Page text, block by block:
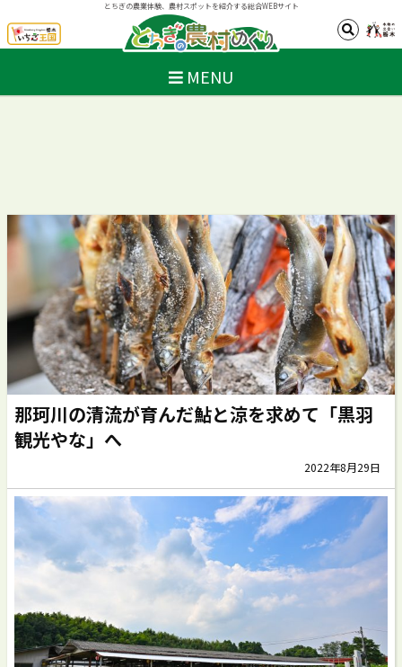
とちぎの農業体験、農村スポットを紹介する総合WEBサイト
MENU
那珂川の清流が育んだ鮎と涼を求めて「黒羽
観光やな」へ
2022年8月29日